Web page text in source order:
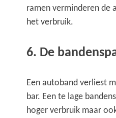
ramen verminderen de
het verbruik.
6. De
Een autoband verliest
bar. Een te lage
hoger verbruik maar